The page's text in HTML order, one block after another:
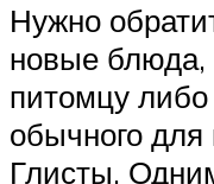
Нужно
новые блюда,
питомцу либо
обычного для
Глисты.